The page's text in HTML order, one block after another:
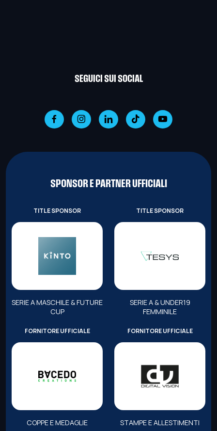
SEGUICI SUI SOCIAL
SPONSOR E PARTNER UFFICIALI
TITLE SPONSOR
SERIE A MASCHILE & FUTURE
CUP
TITLE SPONSOR
SERIE A & UNDER19
FEMMINILE
FORNITORE UFFICIALE
COPPE E MEDAGLIE
FORNITORE UFFICIALE
STAMPE E ALLESTIMENTI